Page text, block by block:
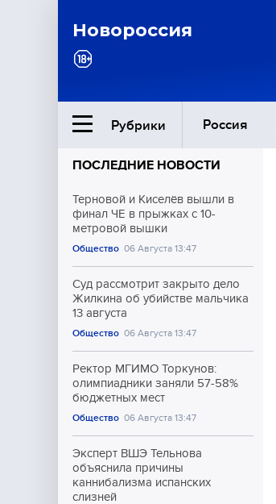
Новороссия
Рубрики Россия
Ближний Восток
Общество
Культура
ПОСЛЕДНИЕ НОВОСТИ
Терновой и Киселёв вышли в
финал ЧЕ в прыжках с 10-
метровой вышки
Общество 06 Августа 13:47
Суд рассмотрит закрыто дело
Жилкина об убийстве мальчика
13 августа
Общество 06 Августа 13:47
Ректор МГИМО Торкунов:
олимпиадники заняли 57-58%
бюджетных мест
Общество 06 Августа 13:47
Эксперт ВШЭ Тельнова
объяснила причины
каннибализма испанских
слизней